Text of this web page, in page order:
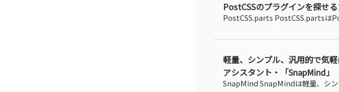
PostCSSのプラグインを探せ
PostCSS.parts PostCSS.partsは
軽量、シンプル、汎用的で気
アシスタント・「SnapMind」
SnapMind SnapMindは軽量、シン